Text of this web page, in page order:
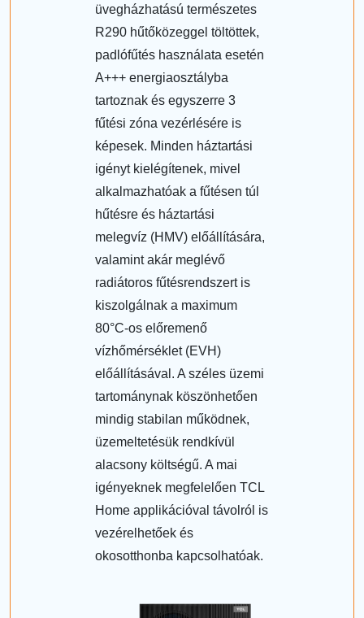
üvegházhatású természetes
R290 hűtőközeggel töltöttek,
padlófűtés használata esetén
A+++ energiaosztályba
tartoznak és egyszerre 3
fűtési zóna vezérlésére is
képesek. Minden háztartási
igényt kielégítenek, mivel
alkalmazhatóak a fűtésen túl
hűtésre és háztartási
melegvíz (HMV) előállítására,
valamint akár meglévő
radiátoros fűtésrendszert is
kiszolgálnak a maximum
80°C-os előremenő
vízhőmérséklet (EVH)
előállításával. A széles üzemi
tartománynak köszönhetően
mindig stabilan működnek,
üzemeltetésük rendkívül
alacsony költségű. A mai
igényeknek megfelelően TCL
Home applikációval távolról is
vezérelhetőek és
okosotthonba kapcsolhatóak.